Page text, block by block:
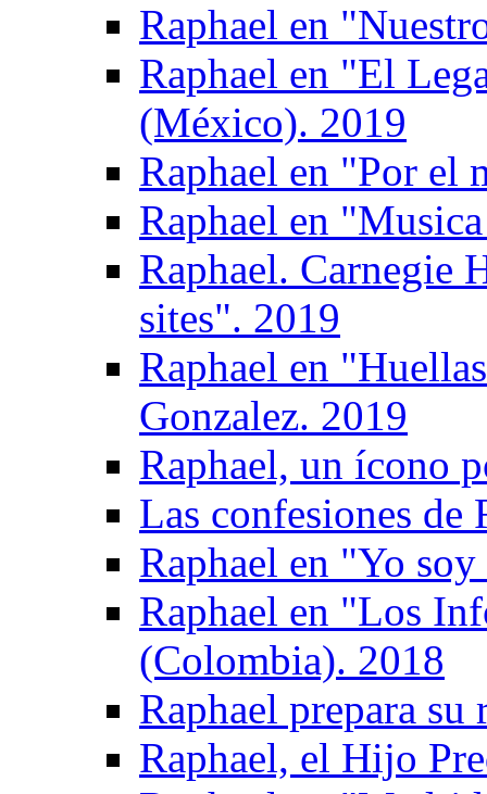
Raphael en
Raphael en "El
(México). 2019
Raphael en "Por el
Raphael en
Raphael. Carnegie
sites". 2019
Raphael en
Gonzalez. 2019
Raphael, un ícono
Las confesiones de
Raphael en "Yo
Raphael en "Los
(Colombia). 2018
Raphael prepara
Raphael, el Hijo